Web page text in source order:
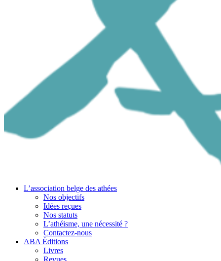
L’association belge des athées
Nos objectifs
Idées reçues
Nos statuts
L’athéisme, une nécessité ?
Contactez-nous
ABA Éditions
Livres
Revues